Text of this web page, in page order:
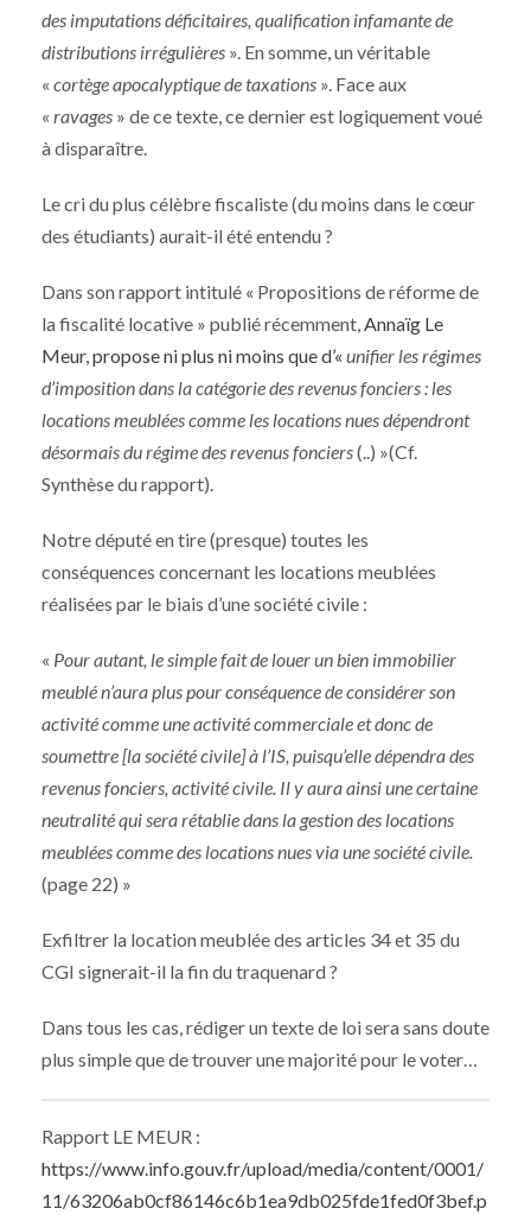
des imputations déficitaires, qualification infamante de
distributions irrégulières ». En somme, un véritable
« cortège apocalyptique de taxations ». Face aux
« ravages » de ce texte, ce dernier est logiquement voué
à disparaître.
Le cri du plus célèbre fiscaliste (du moins dans le cœur
des étudiants) aurait-il été entendu ?
Dans son rapport intitulé « Propositions de réforme de
la fiscalité locative » publié récemment,Annaïg Le
Meur, propose ni plus ni moins que d’« unifier les régimes
d’imposition dans la catégorie des revenus fonciers : les
locations meublées comme les locations nues dépendront
désormais du régime des revenus fonciers(..) »(Cf.
Synthèse du rapport).
Notre député en tire (presque) toutes les
conséquences concernant les locations meublées
réalisées par le biais d’une société civile :
« Pour autant, le simple fait de louer un bien immobilier
meublé n’aura plus pour conséquence de considérer son
activité comme une activité commerciale et donc de
soumettre [la société civile] à l’IS, puisqu’elle dépendra des
revenus fonciers, activité civile. Il y aura ainsi une certaine
neutralité qui sera rétablie dans la gestion des locations
meublées comme des locations nues via une société civile.
(page 22) »
Exfiltrer la location meublée des articles 34 et 35 du
CGI signerait-il la fin du traquenard ?
Dans tous les cas, rédiger un texte de loi sera sans doute
plus simple que de trouver une majorité pour le voter…
Rapport LE MEUR :
https://www.info.gouv.fr/upload/media/content/0001/
11/63206ab0cf86146c6b1ea9db025fde1fed0f3bef.p